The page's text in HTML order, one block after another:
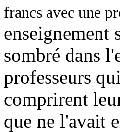
francs avec une
enseignement
sombré dans
professeurs
comprirent
que ne l'avait